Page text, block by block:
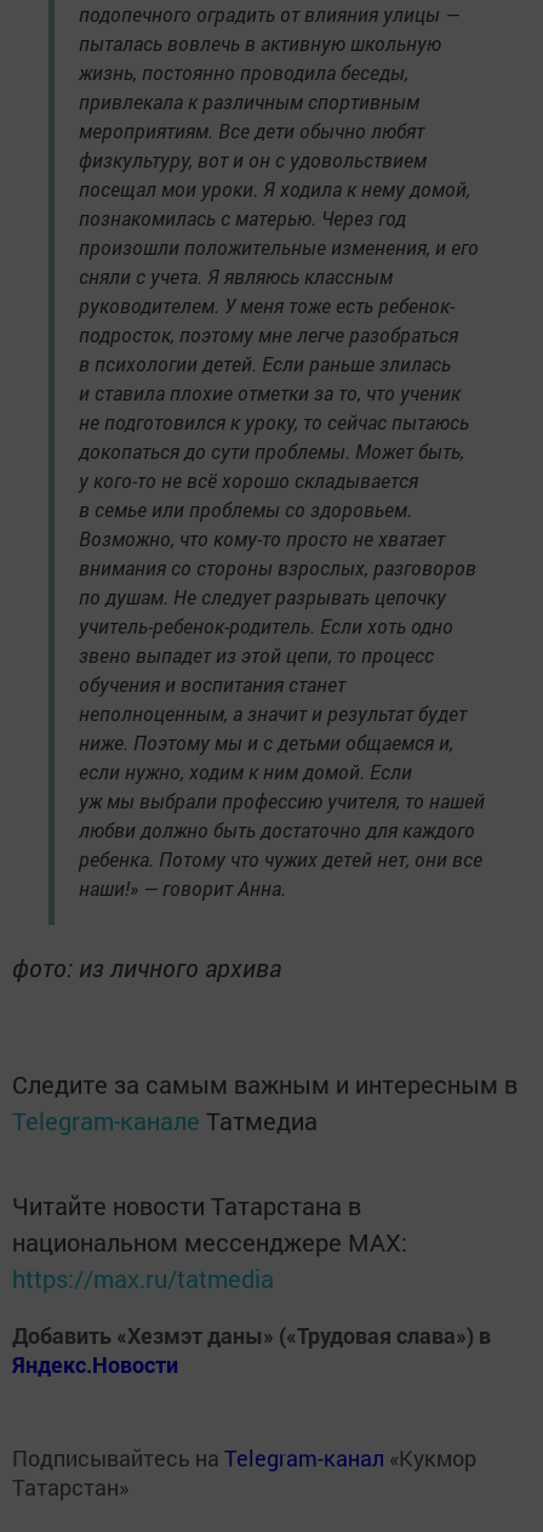
подопечного оградить от влияния улицы —
пыталась вовлечь в активную школьную
жизнь, постоянно проводила беседы,
привлекала к различным спортивным
мероприятиям. Все дети обычно любят
физкультуру, вот и он с удовольствием
посещал мои уроки. Я ходила к нему домой,
познакомилась с матерью. Через год
произошли положительные изменения, и его
сняли с учета. Я являюсь классным
руководителем. У меня тоже есть ребенок-
подросток, поэтому мне легче разобраться
в психологии детей. Если раньше злилась
и ставила плохие отметки за то, что ученик
не подготовился к уроку, то сейчас пытаюсь
докопаться до сути проблемы. Может быть,
у кого-то не всё хорошо складывается
в семье или проблемы со здоровьем.
Возможно, что кому-то просто не хватает
внимания со стороны взрослых, разговоров
по душам. Не следует разрывать цепочку
учитель-ребенок-родитель. Если хоть одно
звено выпадет из этой цепи, то процесс
обучения и воспитания станет
неполноценным, а значит и результат будет
ниже. Поэтому мы и с детьми общаемся и,
если нужно, ходим к ним домой. Если
уж мы выбрали профессию учителя, то нашей
любви должно быть достаточно для каждого
ребенка. Потому что чужих детей нет, они все
наши!» — говорит Анна.
фото: из личного архива
Следите за самым важным и интересным в
Telegram-канале Татмедиа
Читайте новости Татарстана в
национальном мессенджере MАХ:
https://max.ru/tatmedia
Добавить «Хезмэт даны» («Трудовая слава») в
Яндекс.Новости
Подписывайтесь на Telegram-канал «Кукмор
Татарстан»